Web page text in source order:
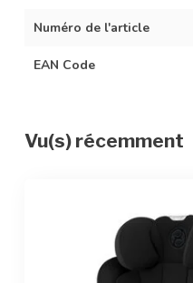
Numéro de l'article
EAN Code
Vu(s) récemment